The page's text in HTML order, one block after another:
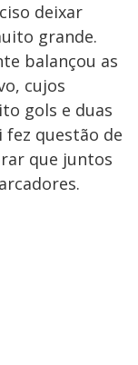
deixar
grande.
balançou as
cujos
gols e duas
fez questão de
que juntos